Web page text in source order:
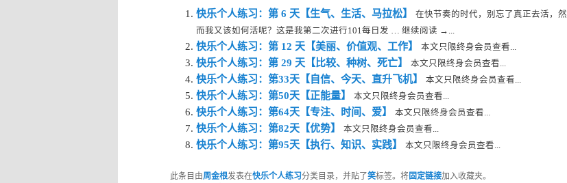
快乐个人练习：第 6 天【生气、生活、马拉松】
在快节奏的时代，别忘了真正去活，然
而我又该如何活呢？这是我第二次进行101每日发 … 继续阅读 →...
快乐个人练习：第 12 天【美丽、价值观、工作】 本文只限终身会员查看...
快乐个人练习：第 29 天【比较、种树、死亡】 本文只限终身会员查看...
快乐个人练习：第33天【自信、今天、直升飞机】 本文只限终身会员查看...
快乐个人练习：第50天【正能量】 本文只限终身会员查看...
快乐个人练习：第64天【专注、时间、爱】 本文只限终身会员查看...
快乐个人练习：第82天【优势】 本文只限终身会员查看...
快乐个人练习：第95天【执行、知识、实践】 本文只限终身会员查看...
此条目由周金根发表在快乐个人练习分类目录，并贴了笑标签。将固定链接加入收藏夹。